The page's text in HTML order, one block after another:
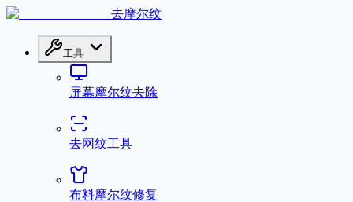
去摩尔纹
工具
屏幕摩尔纹去除
去网纹工具
布料摩尔纹修复